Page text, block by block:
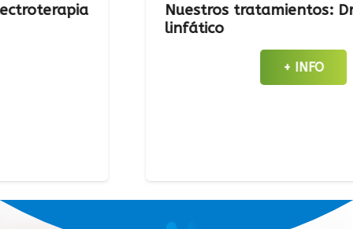
Nuestros tratamientos: Drenaje